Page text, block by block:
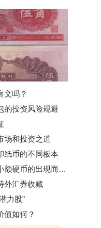
文吗？
的投资风险规避
场和投资之道
纸币的不同板本
币的出现而消失？
外汇券收藏
力股”
值如何？